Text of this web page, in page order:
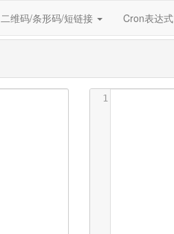
二维码/条形码/短链接 Cron表达式
1